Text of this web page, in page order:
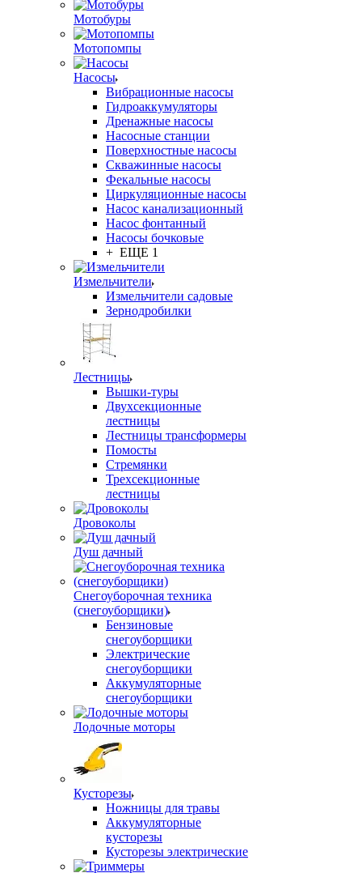
Мотобуры
Мотопомпы
Насосы
Вибрационные насосы
Гидроаккумуляторы
Дренажные насосы
Насосные станции
Поверхностные насосы
Скважинные насосы
Фекальные насосы
Циркуляционные насосы
Насос канализационный
Насос фонтанный
Насосы бочковые
+ ЕЩЕ 1
Измельчители
Измельчители садовые
Зернодробилки
Лестницы
Вышки-туры
Двухсекционные
лестницы
Лестницы трансформеры
Помосты
Стремянки
Трехсекционные
лестницы
Дровоколы
Душ дачный
Снегоуборочная техника
(снегоуборщики)
Бензиновые
снегоуборщики
Электрические
снегоуборщики
Аккумуляторные
снегоуборщики
Лодочные моторы
Кусторезы
Ножницы для травы
Аккумуляторные
кусторезы
Кусторезы электрические